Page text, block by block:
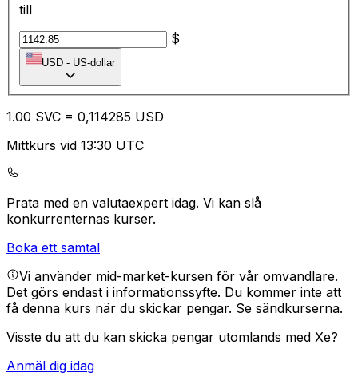
till
$
USD - US-dollar
1.00 SVC = 0,114285 USD
Mittkurs vid 13:30 UTC
Prata med en valutaexpert idag. Vi kan slå
konkurrenternas kurser.
Boka ett samtal
Vi använder mid-market-kursen för vår omvandlare.
Det görs endast i informationssyfte. Du kommer inte att
få denna kurs när du skickar pengar. Se sändkurserna.
Visste du att du kan skicka pengar utomlands med Xe?
Anmäl dig idag